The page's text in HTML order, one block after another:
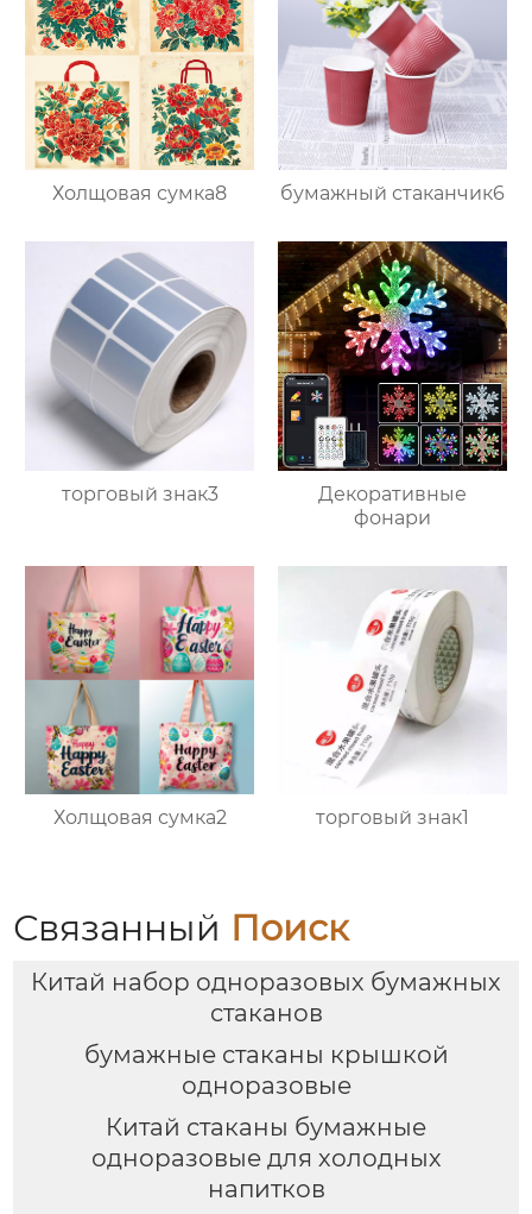
Холщовая сумка8 бумажный стаканчик6
торговый знак3
Декоративные
фонари
Холщовая сумка2 торговый знак1
Связанный Поиск
Китай набор одноразовых бумажных
стаканов
бумажные стаканы крышкой
одноразовые
Китай стаканы бумажные
одноразовые для холодных
напитков